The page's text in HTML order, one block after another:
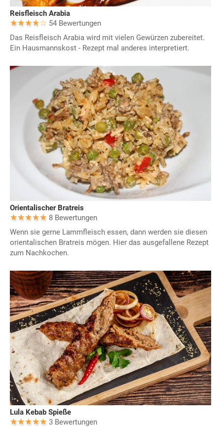
Reisfleisch Arabia
54 Bewertungen
Das Reisfleisch Arabia wird mit vielen Gewürzen zubereitet.
Ein Hausmannskost - Rezept mal anderes interpretiert.
Orientalischer Bratreis
8 Bewertungen
Wenn sie gerne Lammfleisch essen, dann werden sie diesen
orientalischen Bratreis mögen. Hier das ausgefallene Rezept
zum Nachkochen.
Lula Kebab Spieße
3 Bewertungen